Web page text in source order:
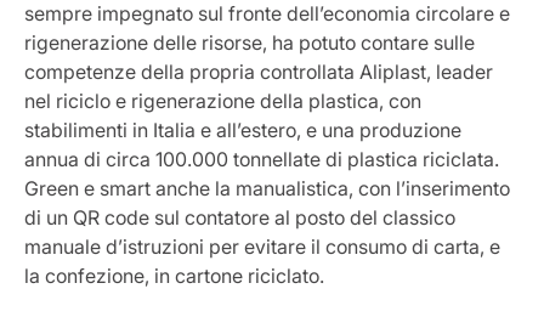
sempre impegnato sul fronte dell’economia circolare e
rigenerazione delle risorse, ha potuto contare sulle
competenze della propria controllata Aliplast, leader
nel riciclo e rigenerazione della plastica, con
stabilimenti in Italia e all’estero, e una produzione
annua di circa 100.000 tonnellate di plastica riciclata.
Green e smart anche la manualistica, con l’inserimento
di un QR code sul contatore al posto del classico
manuale d’istruzioni per evitare il consumo di carta, e
la confezione, in cartone riciclato.